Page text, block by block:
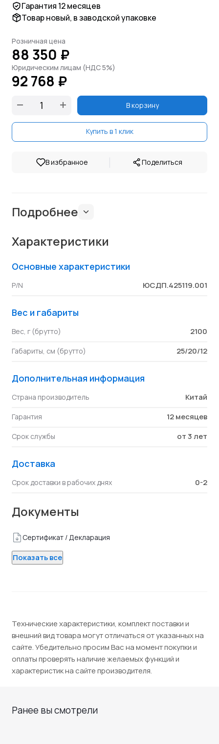
Гарантия 12 месяцев
Товар новый, в заводской упаковке
Розничная цена
88 350 ₽
Юридическим лицам (НДС 5%)
92 768 ₽
В корзину
Купить в 1 клик
В избранное | Поделиться
Подробнее
Характеристики
Основные характеристики
P/N ЮСДП.425119.001
Вес и габариты
Вес, г (брутто) 2100
Габариты, см (брутто) 25/20/12
Дополнительная информация
Страна производитель Китай
Гарантия 12 месяцев
Срок службы от 3 лет
Доставка
Срок доставки в рабочих днях 0-2
Документы
Сертификат / Декларация
Показать все
Технические характеристики, комплект поставки и
внешний вид товара могут отличаться от указанных на
сайте. Убедительно просим Вас на момент покупки и
оплаты проверять наличие желаемых функций и
характеристик на сайте производителя.
Ранее вы смотрели